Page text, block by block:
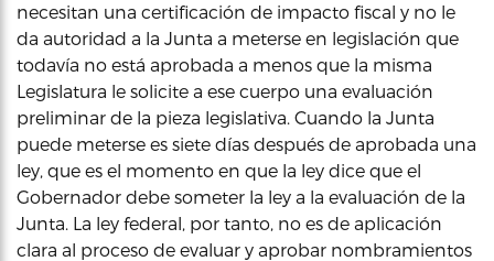
necesitan una certificación de impacto fiscal y no le
da autoridad a la Junta a meterse en legislación que
todavía no está aprobada a menos que la misma
Legislatura le solicite a ese cuerpo una evaluación
preliminar de la pieza legislativa. Cuando la Junta
puede meterse es siete días después de aprobada una
ley, que es el momento en que la ley dice que el
Gobernador debe someter la ley a la evaluación de la
Junta. La ley federal, por tanto, no es de aplicación
clara al proceso de evaluar y aprobar nombramientos